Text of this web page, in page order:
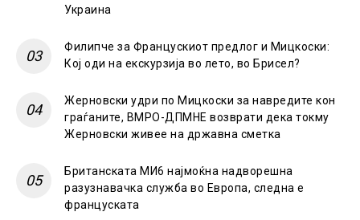
Украина
Филипче за Францускиот предлог и Мицкоски:
Кој оди на екскурзија во лето, во Брисел?
Жерновски удри по Мицкоски за навредите кон
граѓаните, ВМРО-ДПМНЕ возврати дека токму
Жерновски живее на државна сметка
Британската МИ6 најмоќна надворешна
разузнавачка служба во Европа, следна е
француската